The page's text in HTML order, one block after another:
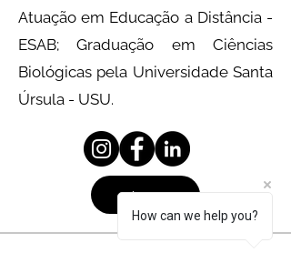
Atuação em Educação a Distância -
ESAB; Graduação em Ciências
Biológicas pela Universidade Santa
Úrsula - USU.
Lattes
How can we help you?